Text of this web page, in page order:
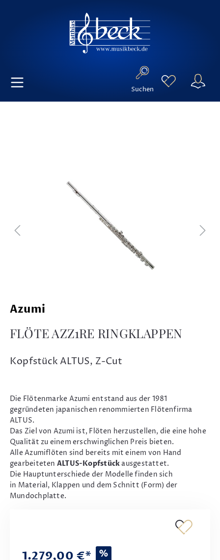
Suchen
Azumi
FLÖTE AZZ1RE RINGKLAPPEN
Kopfstück ALTUS, Z-Cut
Die Flötenmarke Azumi entstand aus der 1981
gegründeten japanischen renommierten Flötenfirma
ALTUS.
Das Ziel von Azumi ist, Flöten herzustellen, die eine hohe
Qualität zu einem erschwinglichen Preis bieten.
Alle Azumiflöten sind bereits mit einem von Hand
gearbeiteten ALTUS-Kopfstückausgestattet.
Die Hauptunterschiede der Modelle finden sich
in Material, Klappen und dem Schnitt (Form) der
Mundochplatte.
1.279,00 €* %